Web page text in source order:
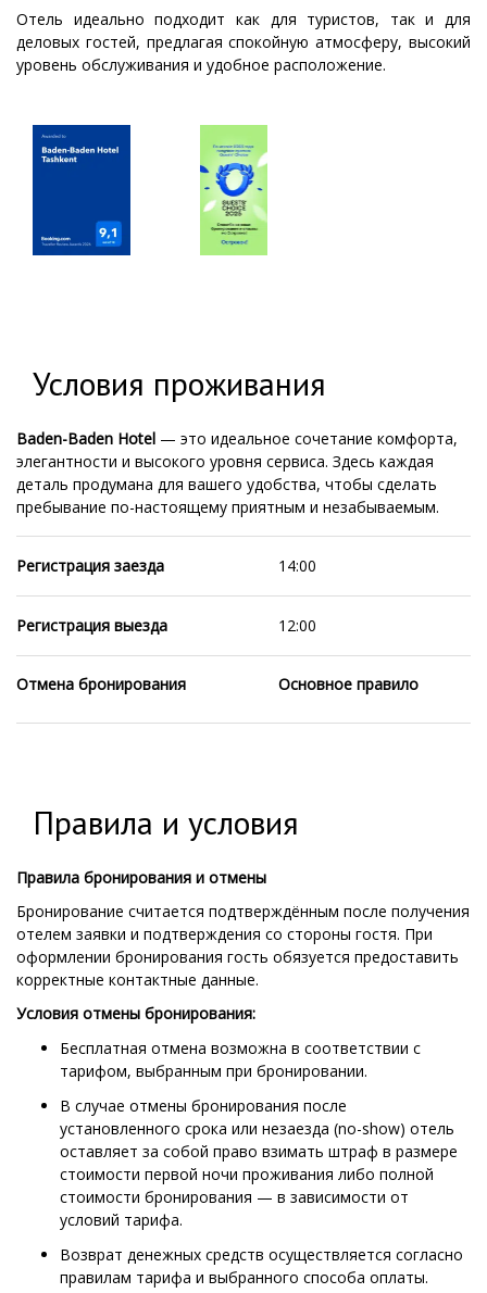
Отель идеально подходит как для туристов, так и для
деловых гостей, предлагая спокойную атмосферу, высокий
уровень обслуживания и удобное расположение.
Условия проживания
Baden-Baden Hotel — это идеальное сочетание комфорта,
элегантности и высокого уровня сервиса. Здесь каждая
деталь продумана для вашего удобства, чтобы сделать
пребывание по-настоящему приятным и незабываемым.
Регистрация заезда 14:00
Регистрация выезда 12:00
Отмена бронирования Основное правило
Правила и условия
Правила бронирования и отмены
Бронирование считается подтверждённым после получения
отелем заявки и подтверждения со стороны гостя. При
оформлении бронирования гость обязуется предоставить
корректные контактные данные.
Условия отмены бронирования:
Бесплатная отмена возможна в соответствии с
тарифом, выбранным при бронировании.
В случае отмены бронирования после
установленного срока или незаезда (no-show) отель
оставляет за собой право взимать штраф в размере
стоимости первой ночи проживания либо полной
стоимости бронирования — в зависимости от
условий тарифа.
Возврат денежных средств осуществляется согласно
правилам тарифа и выбранного способа оплаты.